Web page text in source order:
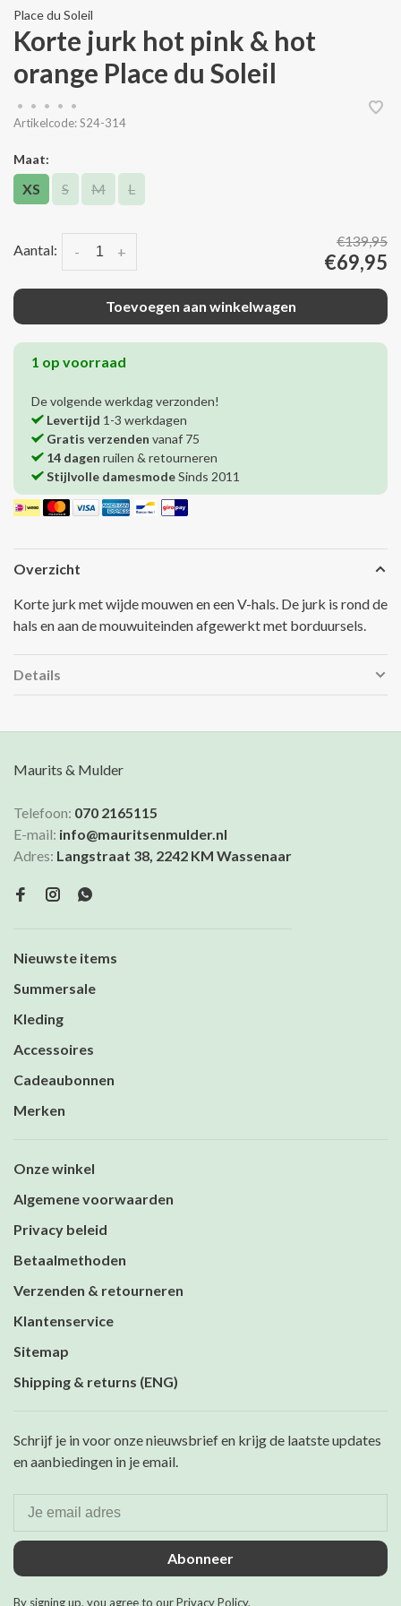
Place du Soleil
Korte jurk hot pink & hot
orange Place du Soleil
• • • •
•
Artikelcode:S24-314
Maat:
XS S M L
Aantal: +
-
€139,95
€69,95
Toevoegen aan winkelwagen
1 op voorraad
De volgende werkdag verzonden!
Levertijd 1-3 werkdagen
Gratis verzenden vanaf 75
14 dagen ruilen & retourneren
Stijlvolle damesmodeSinds 2011
Overzicht
Korte jurk met wijde mouwen en een V-hals. De jurk is rond de
hals en aan de mouwuiteinden afgewerkt met borduursels.
Details
Maurits & Mulder
Telefoon: 070 2165115
E-mail: info@mauritsenmulder.nl
Adres: Langstraat 38, 2242 KM Wassenaar
Nieuwste items
Summersale
Kleding
Accessoires
Cadeaubonnen
Merken
Onze winkel
Algemene voorwaarden
Privacy beleid
Betaalmethoden
Verzenden & retourneren
Klantenservice
Sitemap
Shipping & returns (ENG)
Schrijf je in voor onze nieuwsbrief en krijg de laatste updates
en aanbiedingen in je email.
Abonneer
By signing up, you agree to our Privacy Policy.